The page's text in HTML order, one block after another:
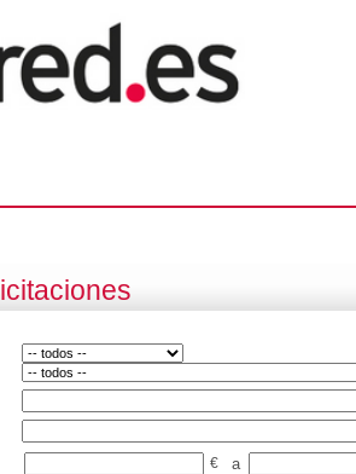
€ a